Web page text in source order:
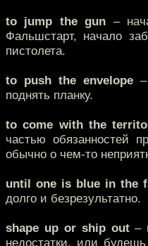
to jump the gun –
Фальшстарт, начало
пистолета.
to push the envelope
поднять планку.
to come with the
частью обязанностей
обычно о чем-то
until one is blue in the
долго и безрезультатно.
shape up or ship out–
недостатки, или